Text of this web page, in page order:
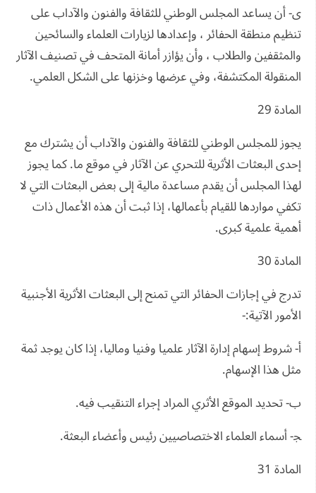
ى- أن يساعد المجلس الوطني للثقافة والفنون والآداب على
تنظيم منطقة الحفائر ، وإعدادها لزيارات العلماء والسائحين
والمثقفين والطلاب ، وأن يؤازر أمانة المتحف في تصنيف الآثار
المنقولة المكتشفة، وفي عرضها وخزنها على الشكل العلمي.
المادة 29
يجوز للمجلس الوطني للثقافة والفنون والآداب أن يشترك مع
إحدى البعثات الأثرية للتحري عن الآثار في موقع ما. كما يجوز
لهذا المجلس أن يقدم مساعدة مالية إلى بعض البعثات التي لا
تكفي مواردها للقيام بأعمالها، إذا ثبت أن هذه الأعمال ذات
أهمية علمية كبرى.
المادة 30
تدرج في إجازات الحفائر التي تمنح إلى البعثات الأثرية الأجنبية
الأمور الآتية:-
أ‌- شروط إسهام إدارة الآثار علميا وفنيا وماليا، إذا كان يوجد ثمة
مثل هذا الإسهام.
ب- تحديد الموقع الأثري المراد إجراء التنقيب فيه.
ﺠ- أسماء العلماء الاختصاصيين رئيس وأعضاء البعثة.
المادة 31